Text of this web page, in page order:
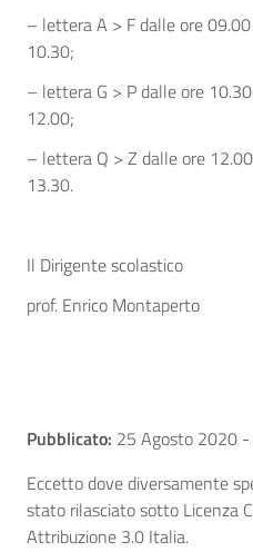
– lettera A > F dalle ore
10.30;
– lettera G > P dalle ore
12.00;
– lettera Q > Z dalle ore
13.30.
Il Dirigente scolastico
prof. Enrico Montaperto
Pubblicato: 25 Agosto 2020 -
Eccetto dove diversamente
stato rilasciato sotto Licenza
Attribuzione 3.0 Italia.